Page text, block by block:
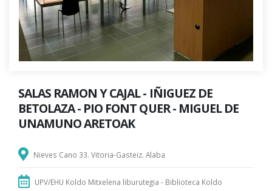
SALAS RAMON Y CAJAL - IÑIGUEZ DE
BETOLAZA - PIO FONT QUER - MIGUEL DE
UNAMUNO ARETOAK
Nieves Cano 33. Vitoria-Gasteiz. Alaba
UPV/EHU Koldo Mitxelena liburutegia - Biblioteca Koldo